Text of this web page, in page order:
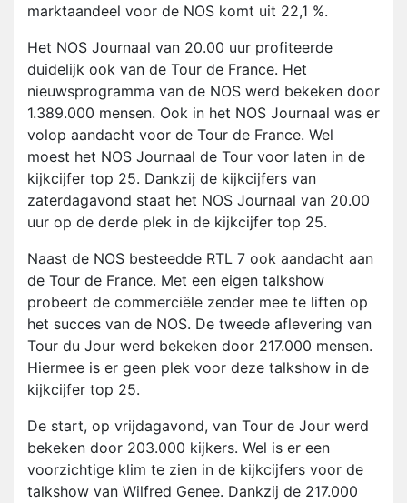
marktaandeel voor de NOS komt uit 22,1 %.
Het NOS Journaal van 20.00 uur profiteerde
duidelijk ook van de Tour de France. Het
nieuwsprogramma van de NOS werd bekeken door
1.389.000 mensen. Ook in het NOS Journaal was er
volop aandacht voor de Tour de France. Wel
moest het NOS Journaal de Tour voor laten in de
kijkcijfer top 25. Dankzij de kijkcijfers van
zaterdagavond staat het NOS Journaal van 20.00
uur op de derde plek in de kijkcijfer top 25.
Naast de NOS besteedde RTL 7 ook aandacht aan
de Tour de France. Met een eigen talkshow
probeert de commerciële zender mee te liften op
het succes van de NOS. De tweede aflevering van
Tour du Jour werd bekeken door 217.000 mensen.
Hiermee is er geen plek voor deze talkshow in de
kijkcijfer top 25.
De start, op vrijdagavond, van Tour de Jour werd
bekeken door 203.000 kijkers. Wel is er een
voorzichtige klim te zien in de kijkcijfers voor de
talkshow van Wilfred Genee. Dankzij de 217.000